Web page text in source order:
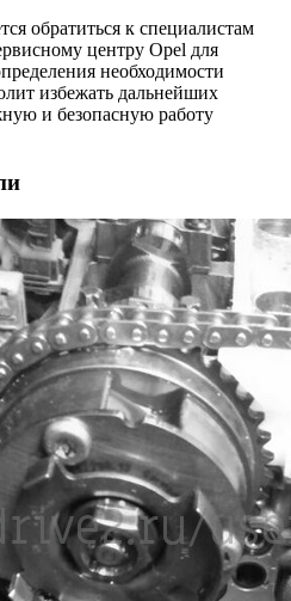
обратиться к специалистам
центру Opel для
необходимости
избежать дальнейших
и безопасную работу